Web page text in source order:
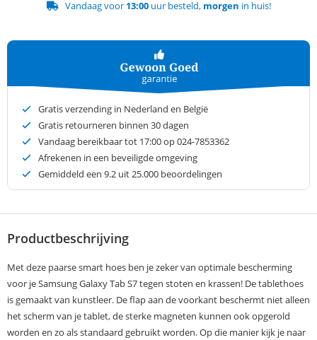
Vandaag voor 13:00uur besteld, morgen in huis!
Gratis verzending in Nederland en België
Gratis retourneren binnen 30 dagen
Vandaag bereikbaar tot 17:00 op 024-7853362
Afrekenen in een beveiligde omgeving
Gemiddeld een 9.2 uit 25.000 beoordelingen
Productbeschrijving
Met deze paarse smart hoes ben je zeker van optimale bescherming
voor je Samsung Galaxy Tab S7 tegen stoten en krassen! De tablethoes
is gemaakt van kunstleer. De flap aan de voorkant beschermt niet alleen
het scherm van je tablet, de sterke magneten kunnen ook opgerold
worden en zo als standaard gebruikt worden. Op die manier kijk je naar